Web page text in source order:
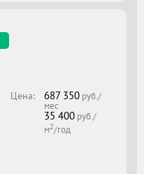
Цена: 687 350 руб./
мес
35 400 руб./
м2/год